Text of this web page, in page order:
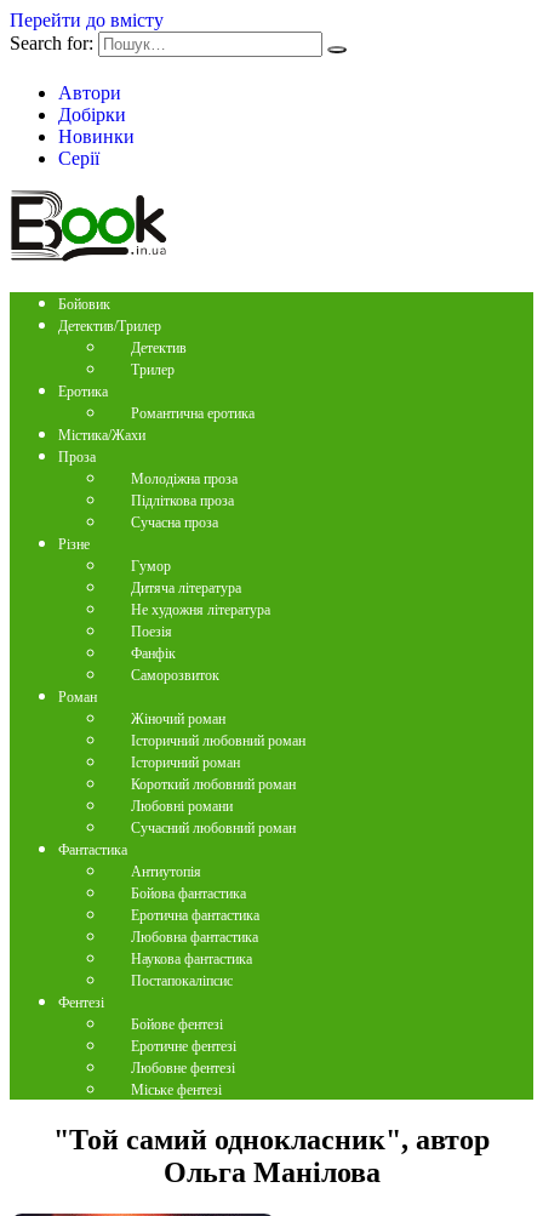
Перейти до вмісту
Search for:
Автори
Добірки
Новинки
Серії
Бойовик
Детектив/Трилер
Детектив
Трилер
Еротика
Романтична еротика
Містика/Жахи
Проза
Молодіжна проза
Підліткова проза
Сучасна проза
Різне
Гумор
Дитяча література
Не художня література
Поезія
Фанфік
Саморозвиток
Роман
Жіночий роман
Історичний любовний роман
Історичний роман
Короткий любовний роман
Любовні романи
Сучасний любовний роман
Фантастика
Антиутопія
Бойова фантастика
Еротична фантастика
Любовна фантастика
Наукова фантастика
Постапокаліпсис
Фентезі
Бойове фентезі
Еротичне фентезі
Любовне фентезі
Міське фентезі
"Той самий однокласник", автор
Ольга Манілова